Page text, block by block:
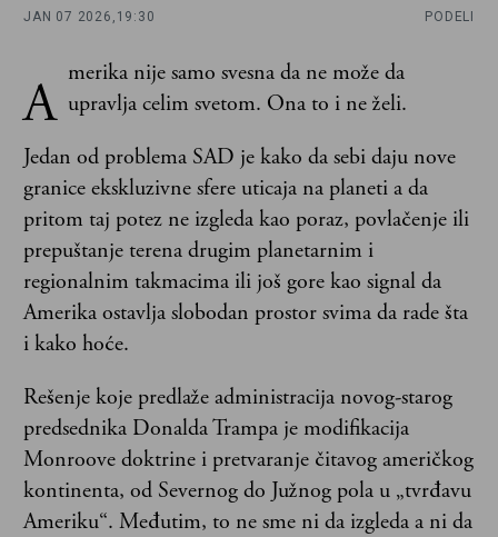
JAN 07 2026, 19:30 PODELI
A merika nije samo svesna da ne može da
upravlja celim svetom. Ona to i ne želi.
Jedan od problema SAD je kako da sebi daju nove
granice ekskluzivne sfere uticaja na planeti a da
pritom taj potez ne izgleda kao poraz, povlačenje ili
prepuštanje terena drugim planetarnim i
regionalnim takmacima ili još gore kao signal da
Amerika ostavlja slobodan prostor svima da rade šta
i kako hoće.
Rešenje koje predlaže administracija novog-starog
predsednika Donalda Trampa je modifikacija
Monroove doktrine i pretvaranje čitavog američkog
kontinenta, od Severnog do Južnog pola u „tvrđavu
Ameriku“. Međutim, to ne sme ni da izgleda a ni da